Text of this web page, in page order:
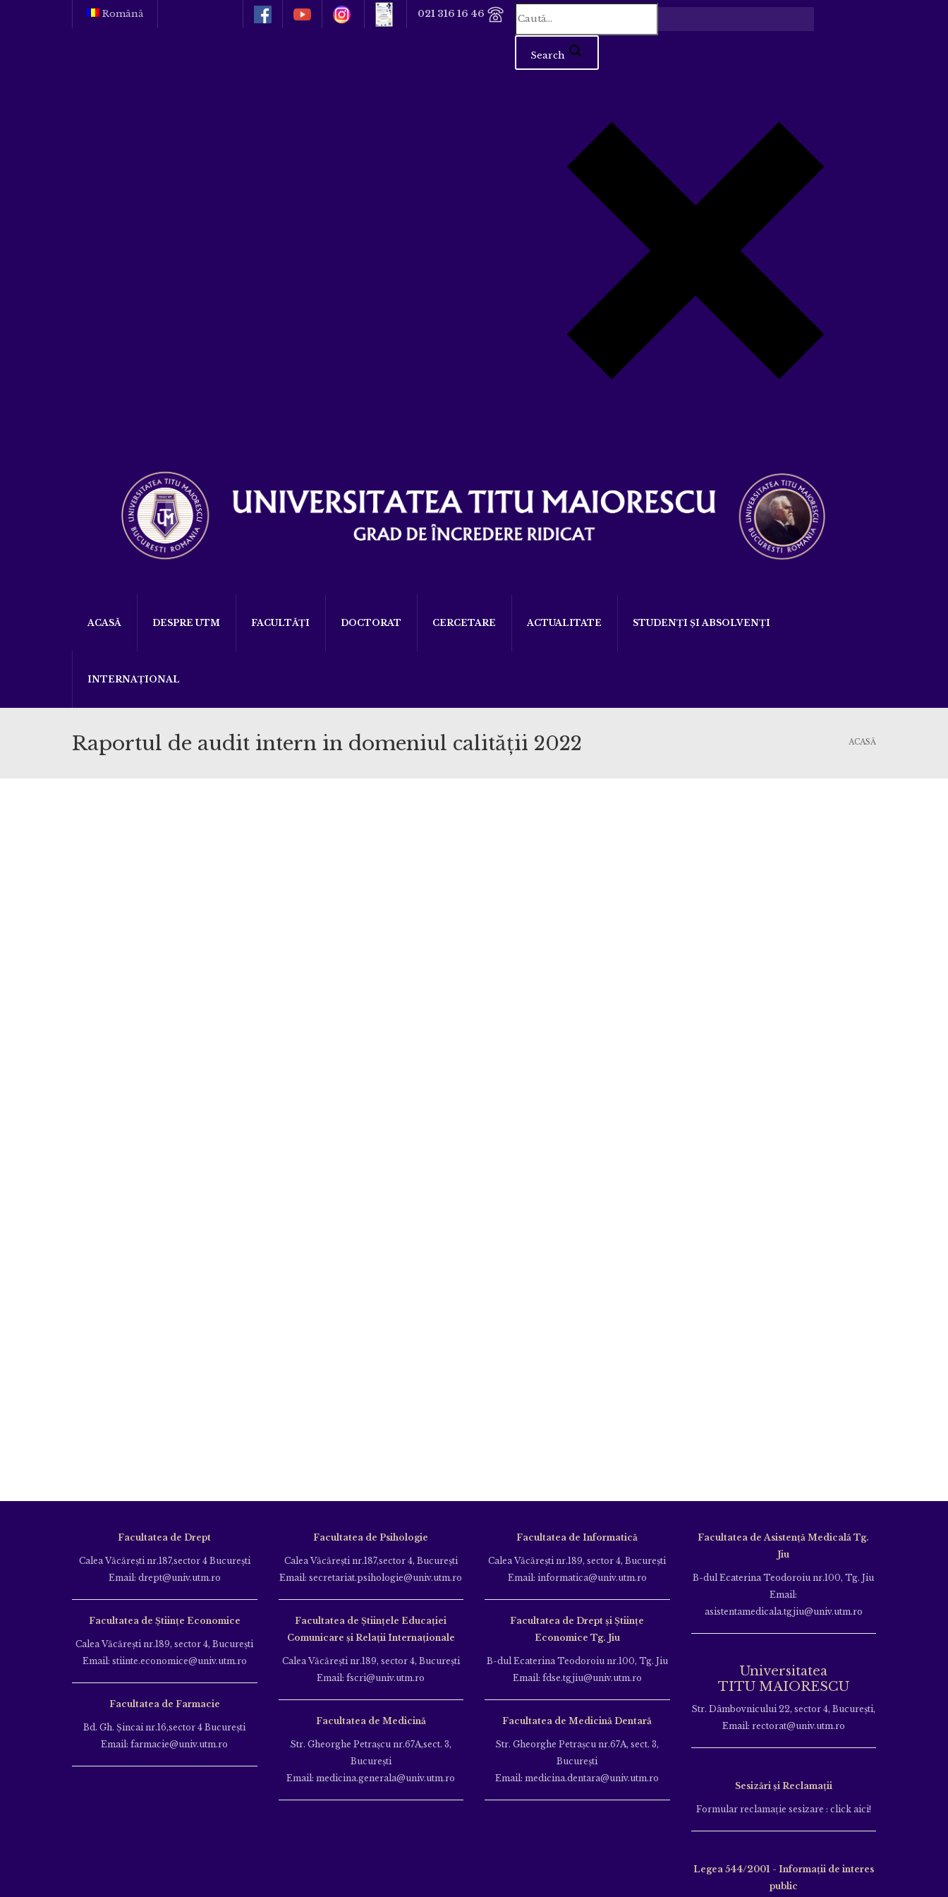
Română 021 316 16 46
Search
ACASĂ DESPRE UTM FACULTĂȚI DOCTORAT CERCETARE ACTUALITATE STUDENȚI ȘI ABSOLVENȚI
INTERNAȚIONAL
Raportul de audit intern in domeniul calității 2022 ACASĂ
Facultatea de Drept
Calea Văcăreşti nr.187,sector 4 Bucureşti
Email: drept@univ.utm.ro
Facultatea de Științe Economice
Calea Văcăreşti nr.189, sector 4, Bucureşti
Email: stiinte.economice@univ.utm.ro
Facultatea de Farmacie
Bd. Gh. Şincai nr.16,sector 4 Bucureşti
Email: farmacie@univ.utm.ro
Facultatea de Psihologie
Calea Văcăreşti nr.187,sector 4, Bucureşti
Email: secretariat.psihologie@univ.utm.ro
Facultatea de Ştiinţele Educației
Comunicare și Relații Internaționale
Calea Văcăreşti nr.189, sector 4, Bucureşti
Email: fscri@univ.utm.ro
Facultatea de Medicină
Str. Gheorghe Petraşcu nr.67A,sect. 3,
Bucureşti
Email: medicina.generala@univ.utm.ro
Facultatea de Informatică
Calea Văcăreşti nr.189, sector 4, Bucureşti
Email: informatica@univ.utm.ro
Facultatea de Drept și Științe
Economice Tg. Jiu
B-dul Ecaterina Teodoroiu nr.100, Tg. Jiu
Email: fdse.tgjiu@univ.utm.ro
Facultatea de Medicină Dentară
Str. Gheorghe Petraşcu nr.67A, sect. 3,
Bucureşti
Email: medicina.dentara@univ.utm.ro
Facultatea de Asistență Medicală Tg.
Jiu
B-dul Ecaterina Teodoroiu nr.100, Tg. Jiu
Email:
asistentamedicala.tgjiu@univ.utm.ro
Universitatea
TITU MAIORESCU
Str. Dâmbovnicului 22, sector 4, București,
Email: rectorat@univ.utm.ro
Sesizări și Reclamații
Formular reclamație sesizare : click aici!
Legea 544/2001 - Informații de interes
public